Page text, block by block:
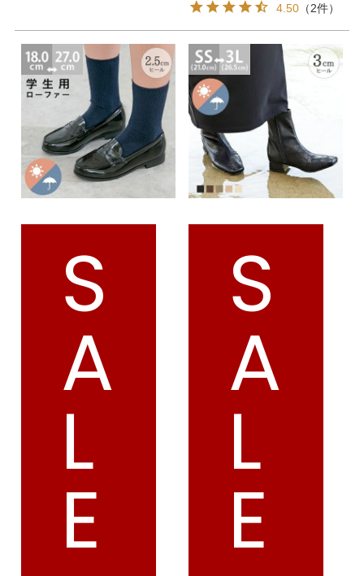
4.50 （2件）
S
A
L
E
S
A
L
E